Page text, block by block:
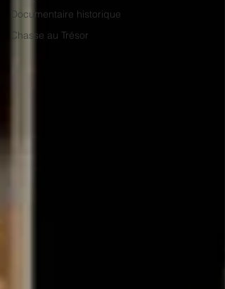
Documentaire historique
Chasse au Trésor